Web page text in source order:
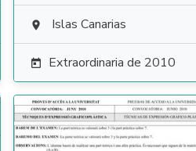
 Islas Canarias
 Extraordinaria de 2010